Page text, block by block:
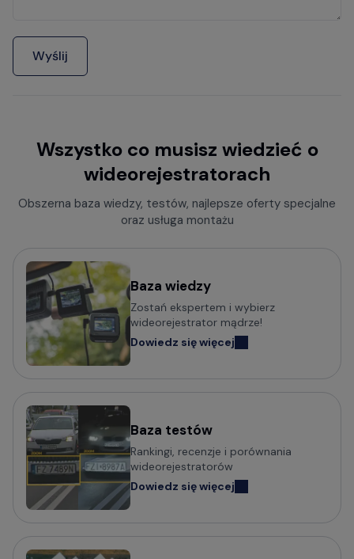
Wyślij
Wszystko co musisz wiedzieć o
wideorejestratorach
Obszerna baza wiedzy, testów, najlepsze oferty specjalne
oraz usługa montażu
Baza wiedzy
Zostań ekspertem i wybierz
wideorejestrator mądrze!
Dowiedz się więcej
Baza testów
Rankingi, recenzje i porównania
wideorejestratorów
Dowiedz się więcej